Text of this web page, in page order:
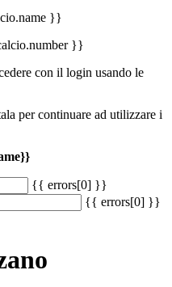
}}
}}
con il login usando le
per continuare ad utilizzare i
{{ errors[0] }}
{{ errors[0] }}